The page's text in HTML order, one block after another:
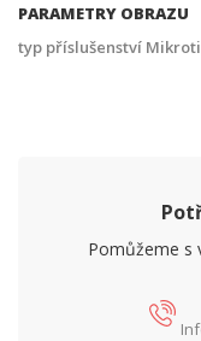
PARAMETRY OBRAZU
typ příslušenství
Pomůžeme s